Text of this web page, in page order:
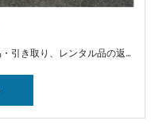
資材、片付け、梱包、整理、各現場への納品・引き取り、レンタル品の返却、販売品の納品